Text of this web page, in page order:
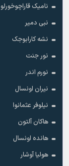
نامیک قاراچوخورلو
نبی دمیر
نشه کارابوجک
نور جنت
نورم اندر
نیران اونسال
نیلوفر عثمانوا
هاکان آلتون
هانده اونسال
هولیا آوشار